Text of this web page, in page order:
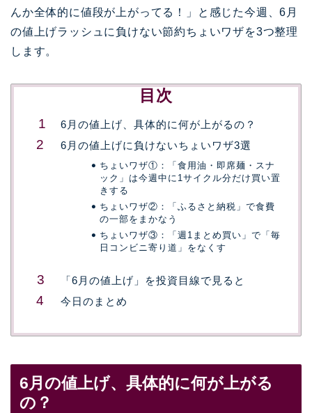
んか全体的に値段が上がってる！」と感じた今週、6月
の値上げラッシュに負けない節約ちょいワザを3つ整理
します。
目次
6月の値上げ、具体的に何が上がるの？
6月の値上げに負けないちょいワザ3選
ちょいワザ①：「食用油・即席麺・スナ
ック」は今週中に1サイクル分だけ買い置
きする
ちょいワザ②：「ふるさと納税」で食費
の一部をまかなう
ちょいワザ③：「週1まとめ買い」で「毎
日コンビニ寄り道」をなくす
「6月の値上げ」を投資目線で見ると
今日のまとめ
6月の値上げ、具体的に何が上がる
の？